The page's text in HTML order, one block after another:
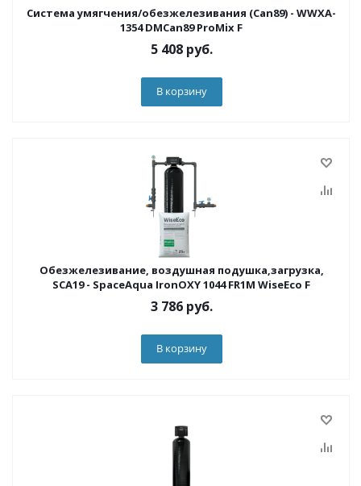
Система умягчения/обезжелезивания (Can89) - WWXA-
1354 DMCan89 ProMix F
5 408руб.
В корзину
Обезжелезивание, воздушная подушка,загрузка,
SCA19 - SpaceAqua IronOXY 1044 FR1M WiseEco F
3 786руб.
В корзину